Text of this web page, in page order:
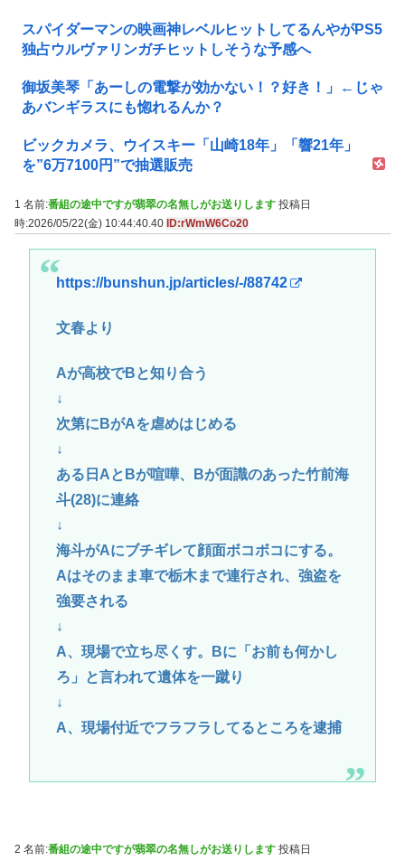
スパイダーマンの映画神レベルヒットしてるんやがPS5
独占ウルヴァリンガチヒットしそうな予感へ
御坂美琴「あーしの電撃が効かない！？好き！」←じゃ
あバンギラスにも惚れるんか？
ビックカメラ、ウイスキー「山崎18年」「響21年」
を”6万7100円”で抽選販売
1 名前:番組の途中ですが翡翠の名無しがお送りします 投稿日
時:2026/05/22(金) 10:44:40.40 ID:rWmW6Co20
https://bunshun.jp/articles/-/88742
文春より
Aが高校でBと知り合う
↓
次第にBがAを虐めはじめる
↓
ある日AとBが喧嘩、Bが面識のあった竹前海
斗(28)に連絡
↓
海斗がAにブチギレて顔面ボコボコにする。
Aはそのまま車で栃木まで連行され、強盗を
強要される
↓
A、現場で立ち尽くす。Bに「お前も何かし
ろ」と言われて遺体を一蹴り
↓
A、現場付近でフラフラしてるところを逮捕
2 名前:番組の途中ですが翡翠の名無しがお送りします 投稿日